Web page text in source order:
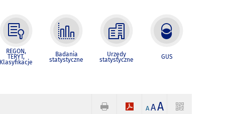
REGON,
TERYT,
Klasyfikacje
Badania
statystyczne
Urzędy
statystyczne GUS
A AA